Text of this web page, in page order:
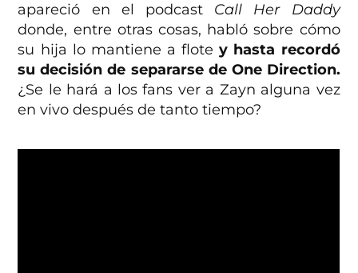
apareció en el podcast Call Her Daddy
donde, entre otras cosas, habló sobre cómo
su hija lo mantiene a flote y hasta recordó
su decisión de separarse de One Direction.
¿Se le hará a los fans ver a Zayn alguna vez
en vivo después de tanto tiempo?